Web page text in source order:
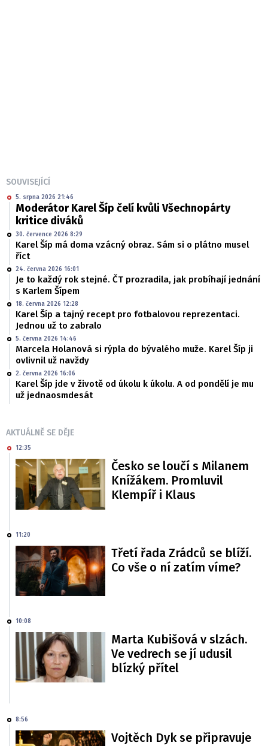
SOUVISEJÍCÍ
5. srpna 2026 21:46
Moderátor Karel Šíp čelí kvůli Všechnopárty
kritice diváků
30. července 2026 8:29
Karel Šíp má doma vzácný obraz. Sám si o plátno musel
říct
24. června 2026 16:01
Je to každý rok stejné. ČT prozradila, jak probíhají jednání
s Karlem Šípem
18. června 2026 12:28
Karel Šíp a tajný recept pro fotbalovou reprezentaci.
Jednou už to zabralo
5. června 2026 14:46
Marcela Holanová si rýpla do bývalého muže. Karel Šíp ji
ovlivnil už navždy
2. června 2026 16:06
Karel Šíp jde v životě od úkolu k úkolu. A od pondělí je mu
už jednaosmdesát
AKTUÁLNĚ SE DĚJE
12:35
Česko se loučí s Milanem
Knížákem. Promluvil
Klempíř i Klaus
11:20
Třetí řada Zrádců se blíží.
Co vše o ní zatím víme?
10:08
Marta Kubišová v slzách.
Ve vedrech se jí udusil
blízký přítel
8:56
Vojtěch Dyk se připravuje